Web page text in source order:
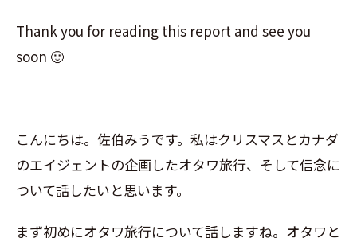
Thank you for reading this report and see you
soon 🙂
こんにちは。佐伯みうです。私はクリスマスとカナダ
のエイジェントの企画したオタワ旅行、そして信念に
ついて話したいと思います。
まず初めにオタワ旅行について話しますね。オタワと